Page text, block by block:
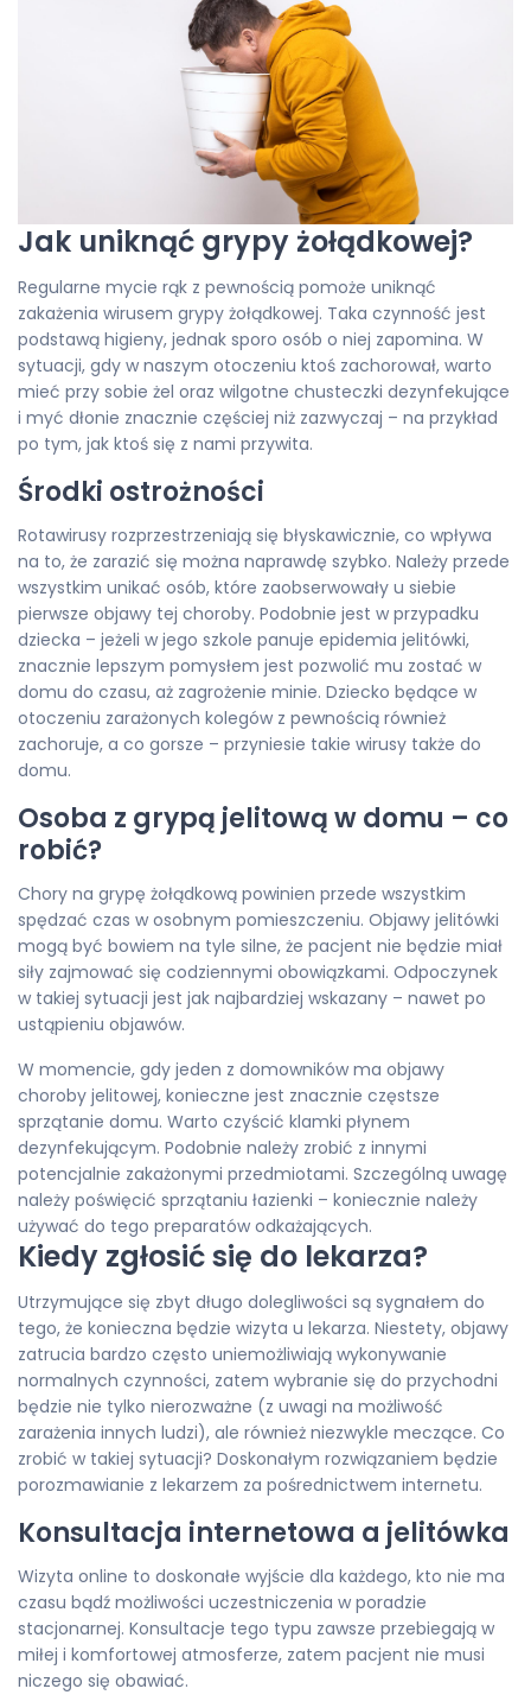
Jak uniknąć grypy żołądkowej?
Regularne mycie rąk z pewnością pomoże uniknąć
zakażenia wirusem grypy żołądkowej. Taka czynność jest
podstawą higieny, jednak sporo osób o niej zapomina. W
sytuacji, gdy w naszym otoczeniu ktoś zachorował, warto
mieć przy sobie żel oraz wilgotne chusteczki dezynfekujące
i myć dłonie znacznie częściej niż zazwyczaj – na przykład
po tym, jak ktoś się z nami przywita.
Środki ostrożności
Rotawirusy rozprzestrzeniają się błyskawicznie, co wpływa
na to, że zarazić się można naprawdę szybko. Należy przede
wszystkim unikać osób, które zaobserwowały u siebie
pierwsze objawy tej choroby. Podobnie jest w przypadku
dziecka – jeżeli w jego szkole panuje epidemia jelitówki,
znacznie lepszym pomysłem jest pozwolić mu zostać w
domu do czasu, aż zagrożenie minie. Dziecko będące w
otoczeniu zarażonych kolegów z pewnością również
zachoruje, a co gorsze – przyniesie takie wirusy także do
domu.
Osoba z grypą jelitową w domu – co
robić?
Chory na grypę żołądkową powinien przede wszystkim
spędzać czas w osobnym pomieszczeniu. Objawy jelitówki
mogą być bowiem na tyle silne, że pacjent nie będzie miał
siły zajmować się codziennymi obowiązkami. Odpoczynek
w takiej sytuacji jest jak najbardziej wskazany – nawet po
ustąpieniu objawów.
W momencie, gdy jeden z domowników ma objawy
choroby jelitowej, konieczne jest znacznie częstsze
sprzątanie domu. Warto czyścić klamki płynem
dezynfekującym. Podobnie należy zrobić z innymi
potencjalnie zakażonymi przedmiotami. Szczególną uwagę
należy poświęcić sprzątaniu łazienki – koniecznie należy
używać do tego preparatów odkażających.
Kiedy zgłosić się do lekarza?
Utrzymujące się zbyt długo dolegliwości są sygnałem do
tego, że konieczna będzie wizyta u lekarza. Niestety, objawy
zatrucia bardzo często uniemożliwiają wykonywanie
normalnych czynności, zatem wybranie się do przychodni
będzie nie tylko nierozważne (z uwagi na możliwość
zarażenia innych ludzi), ale również niezwykle meczące. Co
zrobić w takiej sytuacji? Doskonałym rozwiązaniem będzie
porozmawianie z lekarzem za pośrednictwem internetu.
Konsultacja internetowa a jelitówka
Wizyta online to doskonałe wyjście dla każdego, kto nie ma
czasu bądź możliwości uczestniczenia w poradzie
stacjonarnej. Konsultacje tego typu zawsze przebiegają w
miłej i komfortowej atmosferze, zatem pacjent nie musi
niczego się obawiać.